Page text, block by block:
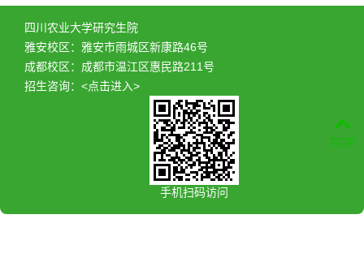
四川农业大学研究生院
雅安校区：雅安市雨城区新康路46号
成都校区：成都市温江区惠民路211号
招生咨询： <点击进入>
手机扫码访问
TOP